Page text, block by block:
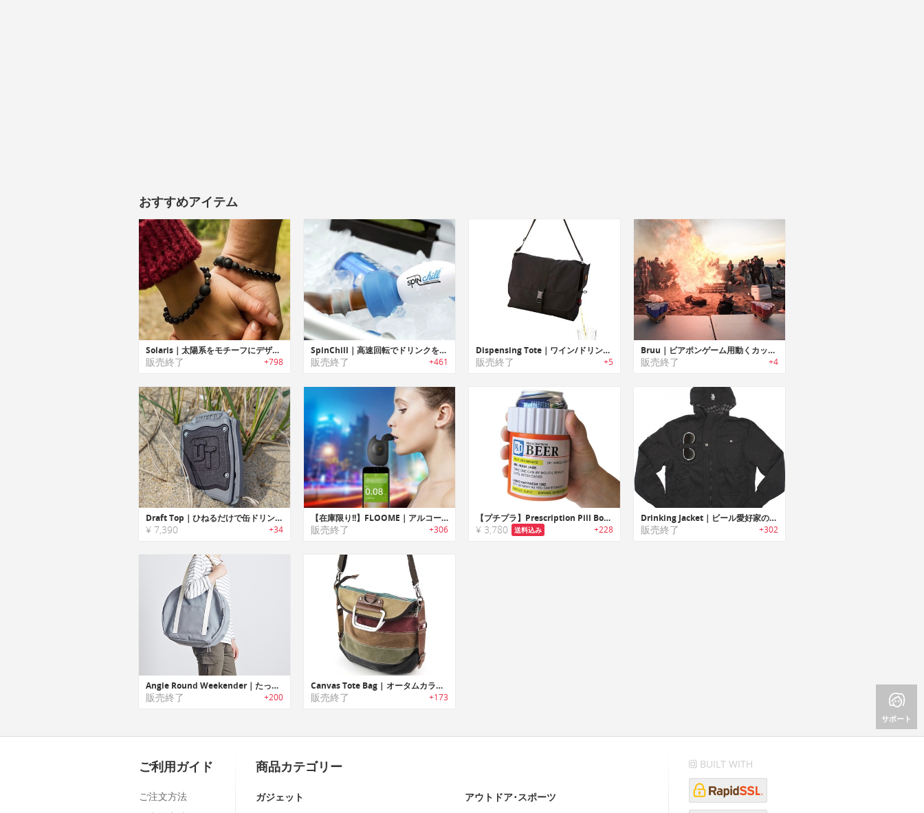
おすすめアイテム
Solaris｜太陽系をモチーフにデザインされたお気に入りの香水を7倍長く楽しめるブレスレット「ソラリス」
販売終了 +798
SpinChill｜高速回転でドリンクを冷やす「スピンチル」
販売終了 +461
Dispensing Tote｜ワイン/ドリンクを注げるトートバッグ
販売終了 +5
Bruu｜ビアポンゲーム用動くカップトレーロボット「ブルー」
販売終了 +4
Draft Top｜ひねるだけで缶ドリンクをフルオープンにするバーツール「ドラフトトップ」
¥ 7,390 +34
【在庫限り!!】FLOOME｜アルコールライフをマネジメントするIoT端末「フルーミィ」
販売終了 +306
【プチプラ】Prescription Pill Bottle｜処方箋薬ボトルデザインのドリンククーラー
¥ 3,780 送料込み +228
Drinking Jacket｜ビール愛好家の為のジャケット「ドリンキングジャケット」
販売終了 +302
Angie Round Weekender｜たっぷり収納のコンパクトラウンド型トラベルバッグ「アンジーラウンドウィークエンダー」
販売終了 +200
Canvas Tote Bag | オータムカラーのシックデザインキャンバストートバッグ
販売終了 +173
サポート
ご利用ガイド
ご注文方法
商品カテゴリー
ガジェット アウトドア･スポーツ
BUILT WITH